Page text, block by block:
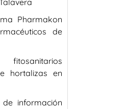
Pharmakon
de
hortalizas en
información